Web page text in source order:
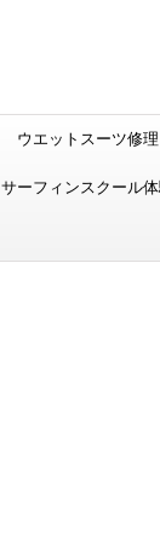
ウエットスーツ修理
サーフィンスクール